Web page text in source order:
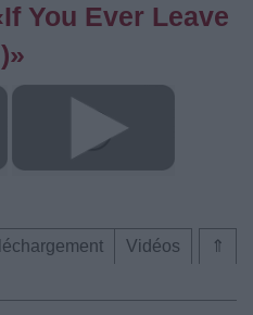
You Ever Leave
⇑
Vidéos